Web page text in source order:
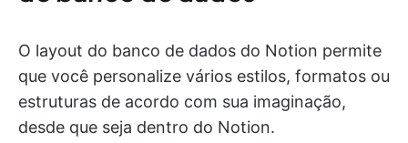
O layout do banco de dados do Notion permite
que você personalize vários estilos, formatos ou
estruturas de acordo com sua imaginação,
desde que seja dentro do Notion.